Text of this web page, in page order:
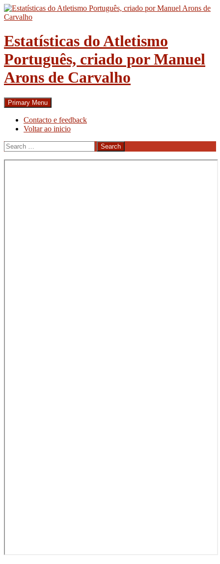
Skip
to
Estatísticas do Atletismo
Português, criado por Manuel
Arons de Carvalho
Search
Primary Menu
Contacto e feedback
Voltar ao inicio
Search
for: